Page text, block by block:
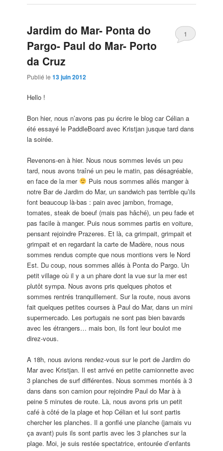
Jardim do Mar- Ponta do
Pargo- Paul do Mar- Porto
da Cruz
Publié le13 juin 2012
1
Hello !
Bon hier, nous n’avons pas pu écrire le blog car Célian a
été essayé le PaddleBoard avec Kristjan jusque tard dans
la soirée.
Revenons-en à hier. Nous nous sommes levés un peu
tard, nous avons traîné un peu le matin, pas désagréable,
en face de la mer
Puis nous sommes allés manger à
notre Bar de Jardim do Mar, un sandwich pas terrible qu’ils
font beaucoup là-bas : pain avec jambon, fromage,
tomates, steak de boeuf (mais pas hâché), un peu fade et
pas facile à manger. Puis nous sommes partis en voiture,
pensant rejoindre Prazeres. Et là, ca grimpait, grimpait et
grimpait et en regardant la carte de Madère, nous nous
sommes rendus compte que nous montions vers le Nord
Est. Du coup, nous sommes allés à Ponta do Pargo. Un
petit village où il y a un phare dont la vue sur la mer est
plutôt sympa. Nous avons pris quelques photos et
sommes rentrés tranquillement. Sur la route, nous avons
fait quelques petites courses à Paul do Mar, dans un mini
supermercado. Les portugais ne sont pas bien bavards
avec les étrangers… mais bon, ils font leur boulot me
direz-vous.
A 18h, nous avions rendez-vous sur le port de Jardim do
Mar avec Kristjan. Il est arrivé en petite camionnette avec
3 planches de surf différentes. Nous sommes montés à 3
dans dans son camion pour rejoindre Paul do Mar à à
peine 5 minutes de route. Là, nous avons pris un petit
café à côté de la plage et hop Célian et lui sont partis
chercher les planches. Il a gonflé une planche (jamais vu
ça avant) puis ils sont partis avec les 3 planches sur la
plage. Moi, je suis restée spectatrice, entourée d’enfants